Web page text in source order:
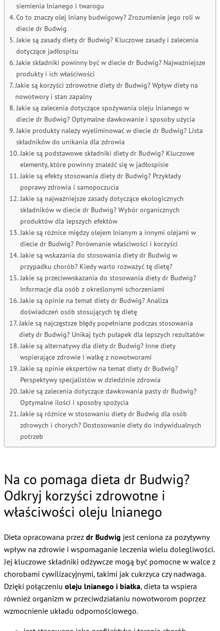
siemienia lnianego i twarogu
Co to znaczy olej lniany budwigowy? Zrozumienie jego roli w
diecie dr Budwig
Jakie są zasady diety dr Budwig? Kluczowe zasady i zalecenia
dotyczące jadłospisu
Jakie składniki powinny być w diecie dr Budwig? Najważniejsze
produkty i ich właściwości
Jakie są korzyści zdrowotne diety dr Budwig? Wpływ diety na
nowotwory i stan zapalny
Jakie są zalecenia dotyczące spożywania oleju lnianego w
diecie dr Budwig? Optymalne dawkowanie i sposoby użycia
Jakie produkty należy wyeliminować w diecie dr Budwig? Lista
składników do unikania dla zdrowia
Jakie są podstawowe składniki diety dr Budwig? Kluczowe
elementy, które powinny znaleźć się w jadłospisie
Jakie są efekty stosowania diety dr Budwig? Przykłady
poprawy zdrowia i samopoczucia
Jakie są najważniejsze zasady dotyczące ekologicznych
składników w diecie dr Budwig? Wybór organicznych
produktów dla lepszych efektów
Jakie są różnice między olejem lnianym a innymi olejami w
diecie dr Budwig? Porównanie właściwości i korzyści
Jakie są wskazania do stosowania diety dr Budwig w
przypadku chorób? Kiedy warto rozważyć tę dietę?
Jakie są przeciwwskazania do stosowania diety dr Budwig?
Informacje dla osób z określonymi schorzeniami
Jakie są opinie na temat diety dr Budwig? Analiza
doświadczeń osób stosujących tę dietę
Jakie są najczęstsze błędy popełniane podczas stosowania
diety dr Budwig? Unikaj tych pułapek dla lepszych rezultatów
Jakie są alternatywy dla diety dr Budwig? Inne diety
wspierające zdrowie i walkę z nowotworami
Jakie są opinie ekspertów na temat diety dr Budwig?
Perspektywy specjalistów w dziedzinie zdrowia
Jakie są zalecenia dotyczące dawkowania pasty dr Budwig?
Optymalne ilości i sposoby spożycia
Jakie są różnice w stosowaniu diety dr Budwig dla osób
zdrowych i chorych? Dostosowanie diety do indywidualnych
potrzeb
Na co pomaga dieta dr Budwig?
Odkryj korzyści zdrowotne i
właściwości oleju lnianego
Dieta opracowana przez dr Budwig jest ceniona za pozytywny
wpływ na zdrowie i wspomaganie leczenia wielu dolegliwości.
Jej kluczowe składniki odżywcze mogą być pomocne w walce z
chorobami cywilizacyjnymi, takimi jak cukrzyca czy nadwaga.
Dzięki połączeniu oleju lnianego i białka, dieta ta wspiera
również organizm w przeciwdziałaniu nowotworom poprzez
wzmocnienie układu odpornościowego.